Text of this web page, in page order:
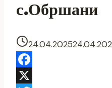
с.Обршани
24.04.2025
Facebook